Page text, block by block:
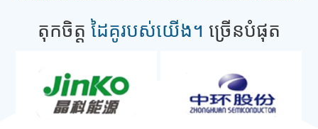
តុកចិត្ដ ដៃគូរបស់យើង។ ច្រើនបំផុត